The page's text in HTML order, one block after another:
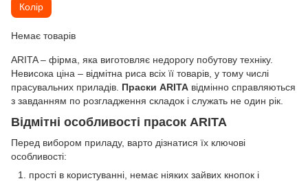
Колір
Немає товарів
ARITA – фірма, яка виготовляє недорогу побутову техніку.
Невисока ціна – відмітна риса всіх її товарів, у тому числі
прасувальних приладів. Праски ARITA відмінно справляються
з завданням по розгладження складок і служать не один рік.
Відмітні особливості прасок ARITA
Перед вибором приладу, варто дізнатися їх ключові
особливості:
прості в користуванні, немає ніяких зайвих кнопок і